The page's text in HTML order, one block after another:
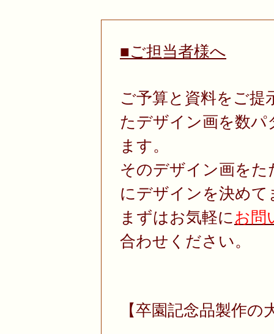
■ご担当者様へ
ご予算と資料をご
たデザイン画を数
ます。
そのデザイン画を
にデザインを決め
まずはお気軽にお問
合わせください。
【卒園記念品製作